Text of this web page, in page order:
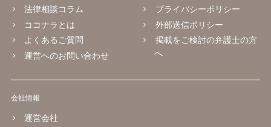
法律相談コラム
ココナラとは
よくあるご質問
運営へのお問い合わせ
プライバシーポリシー
外部送信ポリシー
掲載をご検討の弁護士の方
へ
会社情報
運営会社